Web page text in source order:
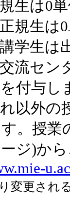
生は0
規生は
講学生は
流セン
付与し
以外の
。授業
ジ)か
変更され